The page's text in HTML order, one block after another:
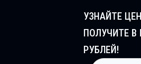
УЗНАЙТЕ
ПОЛУЧИТЕ В
РУБЛЕЙ!